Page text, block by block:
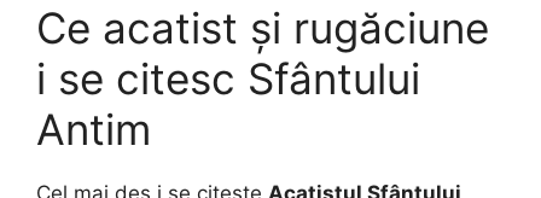
Ce acatist și rugăciune
i se citesc Sfântului
Antim
Cel mai des i se citește Acatistul Sfântului